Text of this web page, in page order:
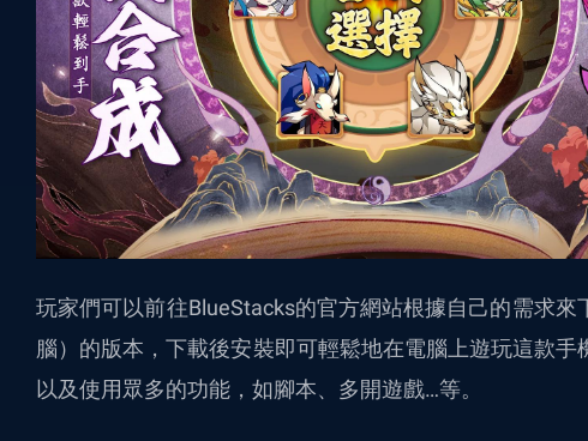
玩家們可以前往BlueStacks的官方網站根據自己的需求
腦）的版本，下載後安裝即可輕鬆地在電腦上遊玩這款手
以及使用眾多的功能，如腳本、多開遊戲…等。